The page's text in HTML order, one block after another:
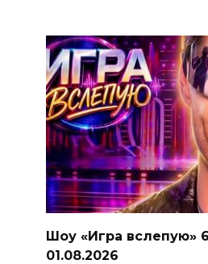
Шоу «Игра вслепую»
01.08.2026